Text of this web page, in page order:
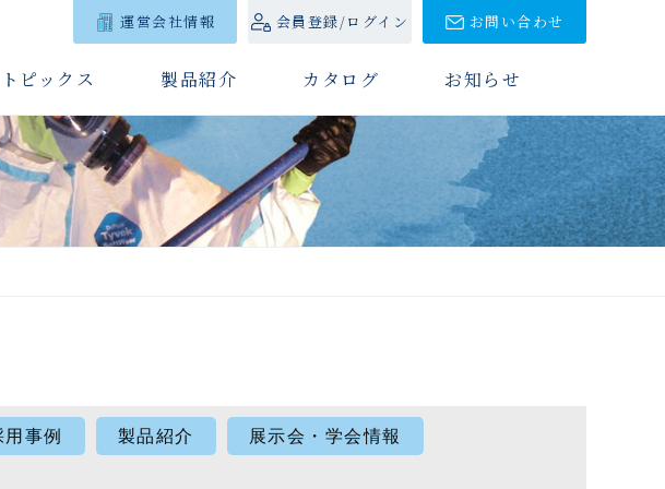
トピックス 製品紹介 カタログ お知らせ
運営会社情報 会員登録/ログイン お問い合わせ
用事例 製品紹介 展示会・学会情報